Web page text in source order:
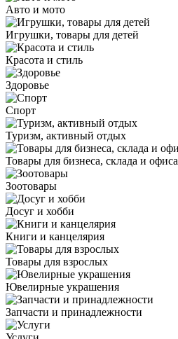
Авто и мото
Игрушки, товары для детей
Красота и стиль
Здоровье
Спорт
Туризм, активный отдых
Товары для бизнеса, склада и офиса
Зоотовары
Досуг и хобби
Книги и канцелярия
Товары для взрослых
Ювелирные украшения
Запчасти и принадлежности